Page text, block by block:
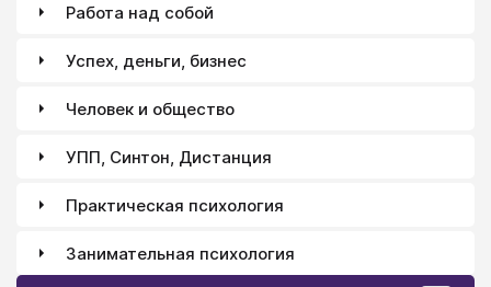
психологических тренингов.
Работа над собой
Успех, деньги, бизнес
Человек и общество
УПП, Синтон, Дистанция
Практическая психология
Занимательная психология